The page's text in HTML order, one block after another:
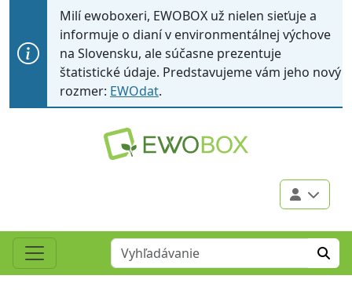
Milí ewoboxeri, EWOBOX už nielen sieťuje a
informuje o dianí v environmentálnej výchove
na Slovensku, ale súčasne prezentuje
štatistické údaje. Predstavujeme vám jeho nový
rozmer: EWOdat.